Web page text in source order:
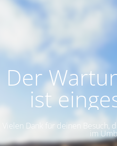
Der
ist
Vielen Dank für deinen Besuch,
im